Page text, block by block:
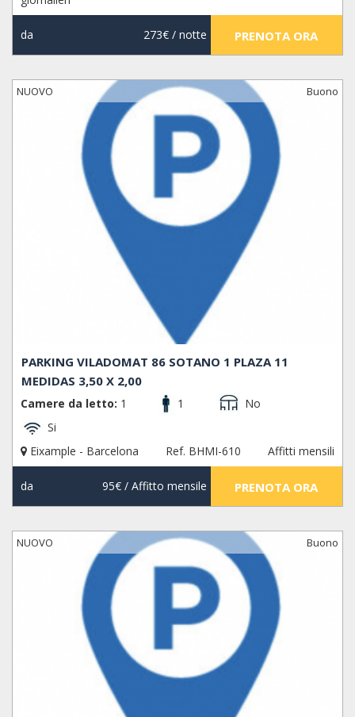
da 273€/ notte PRENOTA ORA
NUOVO Buono
PARKING VILADOMAT 86 SOTANO 1 PLAZA 11
MEDIDAS 3,50 X 2,00
Camere da letto: 1 1
No
Si
Eixample - Barcelona
Ref. BHMI-610 Affitti mensili
da 95€/ Affitto mensile PRENOTA ORA
NUOVO Buono